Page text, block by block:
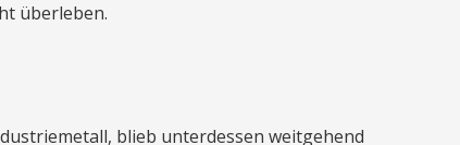
überleben.
blieb unterdessen weitgehend